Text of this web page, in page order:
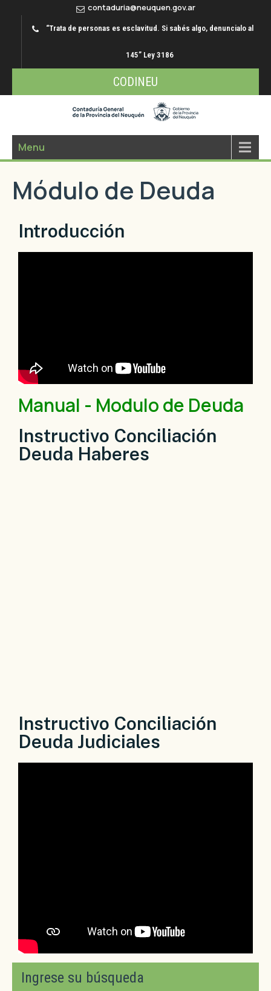
contaduria@neuquen.gov.ar
“Trata de personas es esclavitud. Si sabés algo, denuncialo al
145” Ley 3186
CODINEU
Menu
Módulo de Deuda
Introducción
Manual - Modulo de Deuda
Instructivo Conciliación
Deuda Haberes
Instructivo Conciliación
Deuda Judiciales
Ingrese su búsqueda